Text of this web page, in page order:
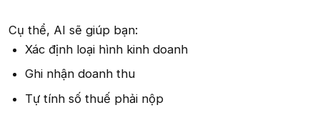
Cụ thể, AI sẽ giúp bạn:
Xác định loại hình kinh doanh
Ghi nhận doanh thu
Tự tính số thuế phải nộp